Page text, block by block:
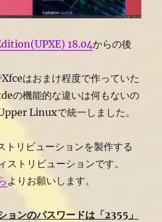
18.04からの後
はおまけ程度で作っていた
の機能的な違いは何もないの
Linuxで統一しました。
リビューションを製作する
ストリビューションです。
よりお願いします。
ョンのパスワードは「2355」